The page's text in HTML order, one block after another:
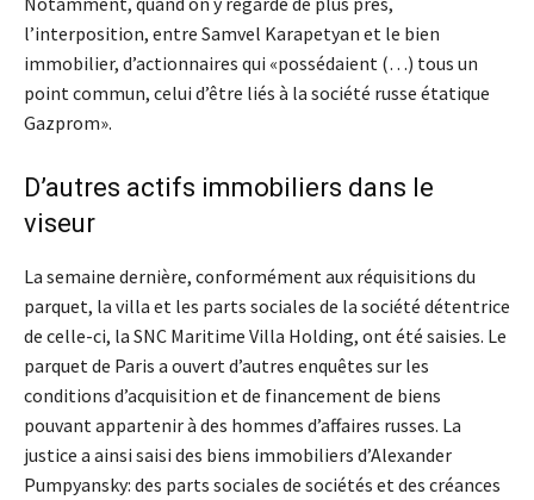
l’interposition, entre Samvel Karapetyan et le bien
immobilier, d’actionnaires qui «possédaient (…) tous un
point commun, celui d’être liés à la société russe étatique
Gazprom».
D’autres actifs immobiliers dans le
viseur
La semaine dernière, conformément aux réquisitions du
parquet, la villa et les parts sociales de la société détentrice
de celle-ci, la SNC Maritime Villa Holding, ont été saisies. Le
parquet de Paris a ouvert d’autres enquêtes sur les
conditions d’acquisition et de financement de biens
pouvant appartenir à des hommes d’affaires russes. La
justice a ainsi saisi des biens immobiliers d’Alexander
Pumpyansky: des parts sociales de sociétés et des créances